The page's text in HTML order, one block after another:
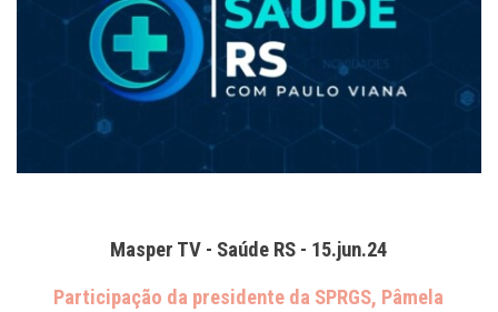
Masper TV - Saúde RS - 15.jun.24
Participação da presidente da SPRGS, Pâmela